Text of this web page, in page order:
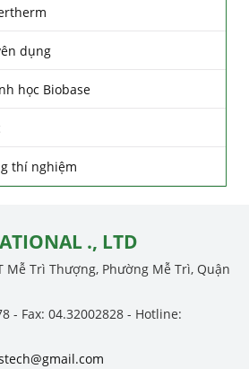
dụng
học Biobase
thí nghiệm
., LTD
Mễ Trì Thượng, Phường Mễ Trì, Quận
- Fax: 04.32002828 - Hotline: